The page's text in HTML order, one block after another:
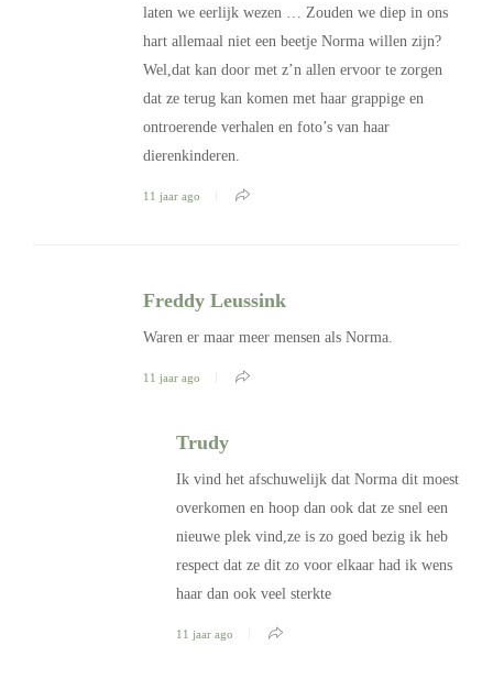
laten we eerlijk wezen … Zouden we diep in ons
hart allemaal niet een beetje Norma willen zijn?
Wel,dat kan door met z’n allen ervoor te zorgen
dat ze terug kan komen met haar grappige en
ontroerende verhalen en foto’s van haar
dierenkinderen.
11 jaar ago
Freddy Leussink
Waren er maar meer mensen als Norma.
11 jaar ago
Trudy
Ik vind het afschuwelijk dat Norma dit moest
overkomen en hoop dan ook dat ze snel een
nieuwe plek vind,ze is zo goed bezig ik heb
respect dat ze dit zo voor elkaar had ik wens
haar dan ook veel sterkte
11 jaar ago